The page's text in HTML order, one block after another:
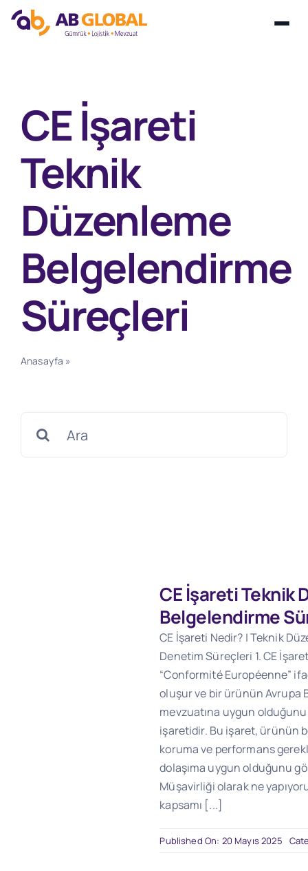
CE İşareti
Teknik
Düzenleme
Belgelendirme
Süreçleri
Anasayfa »
CE İşareti Teknik
Belgelendirme
CE İşareti Nedir? | Teknik
Denetim Süreçleri 1. CE
“Conformité Européenne”
oluşur ve bir ürünün Avrupa
mevzuatına uygun
işaretidir. Bu işaret, ürünün
koruma ve performans
dolaşıma uygun olduğunu
Müşavirliği olarak ne
kapsamı [...]
Published On: 20 Mayıs 2025